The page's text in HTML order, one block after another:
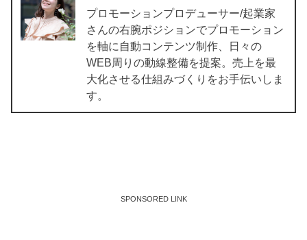
プロモーションプロデューサー/起業家
さんの右腕ポジションでプロモーション
を軸に自動コンテンツ制作、日々の
WEB周りの動線整備を提案。売上を最
大化させる仕組みづくりをお手伝いしま
す。
SPONSORED LINK